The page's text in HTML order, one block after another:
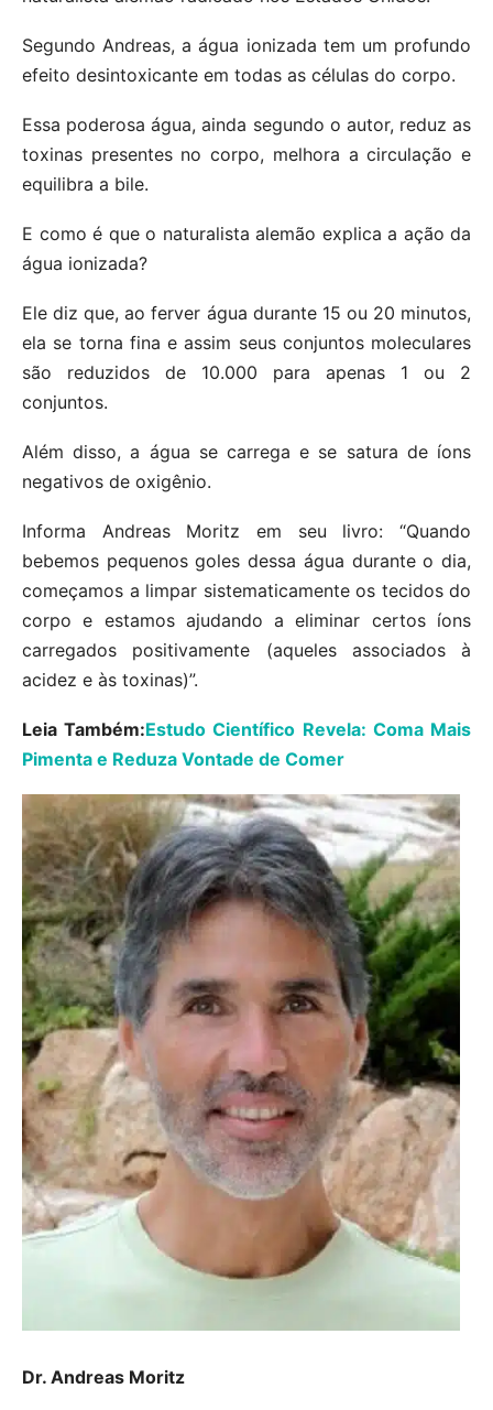
Segundo Andreas, a água ionizada tem um profundo
efeito desintoxicante em todas as células do corpo.
Essa poderosa água, ainda segundo o autor, reduz as
toxinas presentes no corpo, melhora a circulação e
equilibra a bile.
E como é que o naturalista alemão explica a ação da
água ionizada?
Ele diz que, ao ferver água durante 15 ou 20 minutos,
ela se torna fina e assim seus conjuntos moleculares
são reduzidos de 10.000 para apenas 1 ou 2
conjuntos.
Além disso, a água se carrega e se satura de íons
negativos de oxigênio.
Informa Andreas Moritz em seu livro: “Quando
bebemos pequenos goles dessa água durante o dia,
começamos a limpar sistematicamente os tecidos do
corpo e estamos ajudando a eliminar certos íons
carregados positivamente (aqueles associados à
acidez e às toxinas)”.
Leia Também:Estudo Científico Revela: Coma Mais
Pimenta e Reduza Vontade de Comer
Dr. Andreas Moritz